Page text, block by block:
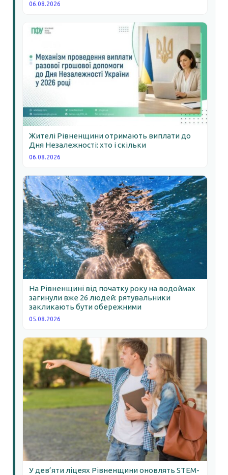
06.08.2026
Жителі Рівненщини отримають виплати до
Дня Незалежності: хто і скільки
06.08.2026
На Рівненщині від початку року на водоймах
загинули вже 26 людей: рятувальники
закликають бути обережними
05.08.2026
У дев’яти ліцеях Рівненщини оновлять STEM-